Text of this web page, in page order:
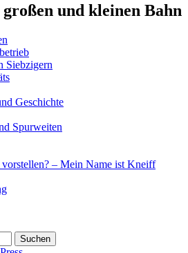
und kleinen Bahn
Siebzigern
Geschichte
Spurweiten
– Mein Name ist Kneiff